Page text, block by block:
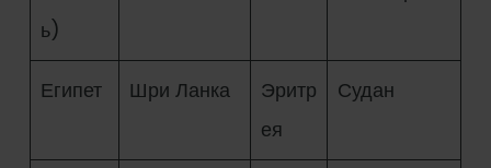
ь)
Египет Шри Ланка
Эритр
ея
Судан